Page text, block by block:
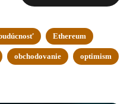
Ethereum
obchodovanie optimism